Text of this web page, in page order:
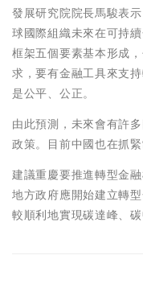
發展研究院院長馬駿表
球國際組織未來在可持
框架五個要素基本形成
求，要有金融工具來支
是公平、公正。
由此預測，未來會有許
政策。目前中國也在抓
建議重慶要推進轉型金
地方政府應開始建立轉
較順利地實現碳達峰、碳